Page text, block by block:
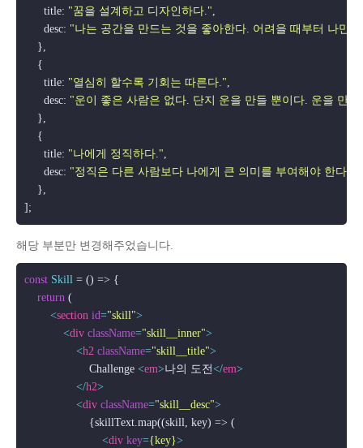
      title:
"꿈을 설계하고 디자인하다.",
      desc:
"나는 공간을 만드는 것을 좋아한다. 어려을 때부터 나만
    },
    {
      title:
"열심히 할수록 기회는 따른다.",
      desc:
"운이 좋은 사람은 없다. 단지 운을 만들 뿐이다. 운을 만
    },
    {
      title:
"나에게 정직하다.",
      desc:
"정직은 다른 사람보다 나에게 큰 의미를 부여해야 한다.
    },
해당 부분만 변경해주었습니다.
const Skill = () => {
return (
<section id="skill">
<div className="skill__inner">
<h2 className="skill__title">
                    Challenge
<em>나의 도전</em>
</h2>
<div className="skill__desc">
                    {skillText.map((skill, key) => (
<div key={key}>